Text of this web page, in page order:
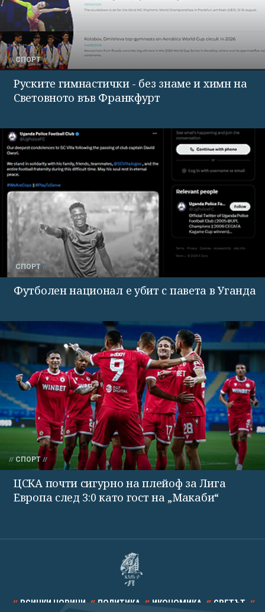
СПОРТ
Руските гимнастички - без знаме и химн на
Световното във Франкфурт
СПОРТ
Футболен национал е убит с павета в Уганда
СПОРТ
ЦСКА почти сигурно на плейоф за Лига
Европа след 3:0 като гост на „Макаби“
ВСИЧКИ НОВИНИ ПОЛИТИКА ИКОНОМИКА СВЕТЪТ